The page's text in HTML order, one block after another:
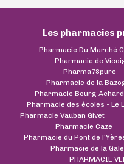
Les pharmacies
Pharmacie Du Marché
Pharmacie de
Pharma78pure
Pharmacie de la
Pharmacie Bourg Achard
Pharmacie des écoles - Le
Pharmacie Vauban Givet
Pharmacie Caze
Pharmacie du Pont de
Pharmacie de la
PHARMACIE